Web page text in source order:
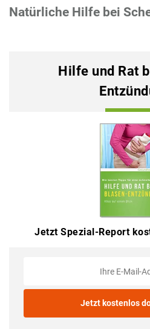
Natürliche Hilfe bei